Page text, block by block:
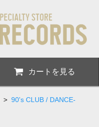
カートを見る
> 90's CLUB / DANCE-